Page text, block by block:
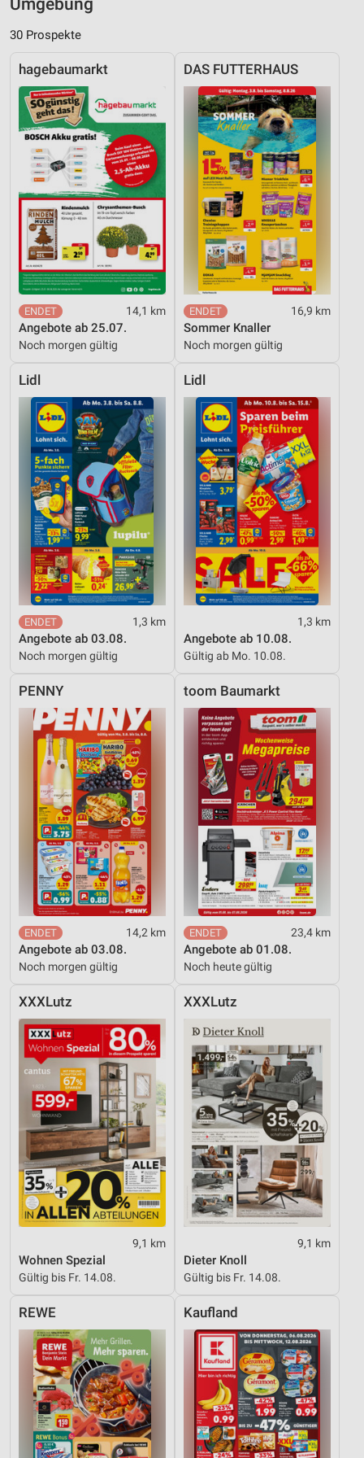
Umgebung
30 Prospekte
hagebaumarkt
14,1 km
Angebote ab 25.07.
Noch morgen gültig
DAS FUTTERHAUS
16,9 km
Sommer Knaller
Noch morgen gültig
Lidl
1,3 km
Angebote ab 03.08.
Noch morgen gültig
Lidl
1,3 km
Angebote ab 10.08.
Gültig ab Mo. 10.08.
PENNY
14,2 km
Angebote ab 03.08.
Noch morgen gültig
toom Baumarkt
23,4 km
Angebote ab 01.08.
Noch heute gültig
XXXLutz
9,1 km
Wohnen Spezial
Gültig bis Fr. 14.08.
XXXLutz
9,1 km
Dieter Knoll
Gültig bis Fr. 14.08.
REWE Kaufland